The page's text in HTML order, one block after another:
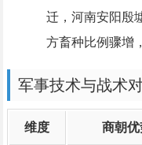
迁，河南安阳殷
方畜种比例骤增
军事技术与战术
维度 商朝优